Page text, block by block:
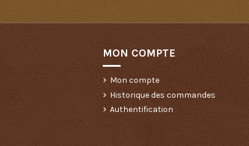
MON COMPTE
Mon compte
Historique des commandes
Authentification